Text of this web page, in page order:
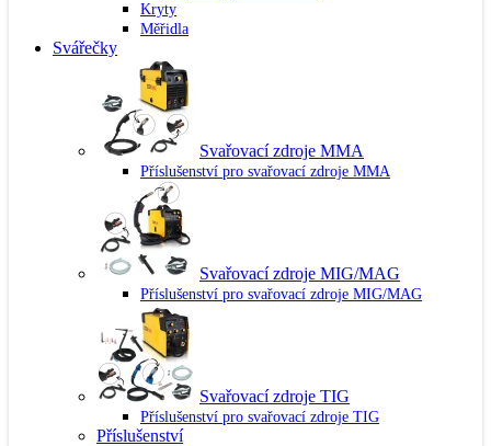
Kryty
Měřidla
Svářečky
Svařovací zdroje MMA
Příslušenství pro svařovací zdroje MMA
Svařovací zdroje MIG/MAG
Příslušenství pro svařovací zdroje MIG/MAG
Svařovací zdroje TIG
Příslušenství pro svařovací zdroje TIG
Příslušenství